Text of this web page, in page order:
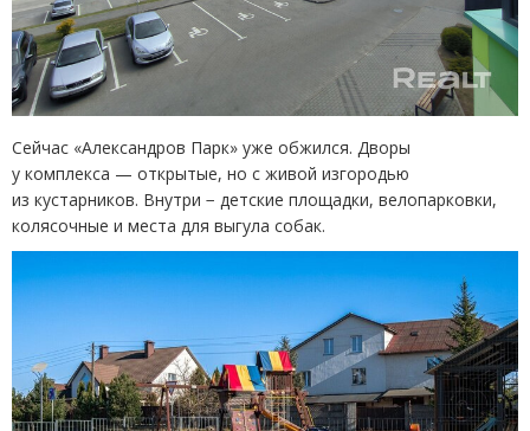
Сейчас «Александров Парк» уже обжился. Дворы
у комплекса — открытые, но с живой изгородью
из кустарников. Внутри − детские площадки, велопарковки,
колясочные и места для выгула собак.